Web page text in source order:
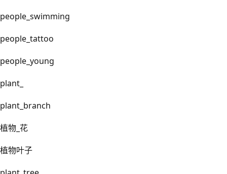
people_swimming
people_tattoo
people_young
plant_
plant_branch
植物_花
植物叶子